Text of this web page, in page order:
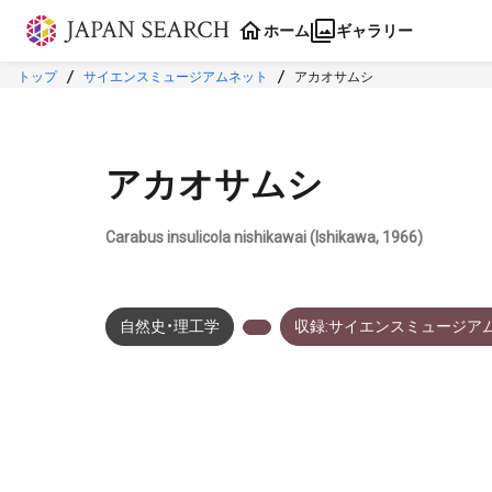
本文に飛ぶ
ホーム ギャラリー
トップ サイエンスミュージアムネット アカオサムシ
アカオサムシ
Carabus insulicola nishikawai (Ishikawa, 1966)
自然史・理工学 収録:サイエンスミュージア